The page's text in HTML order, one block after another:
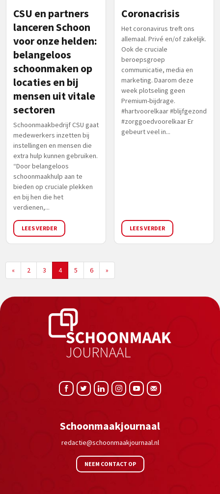
CSU en partners
lanceren Schoon
voor onze helden:
belangeloos
schoonmaken op
locaties en bij
mensen uit vitale
sectoren
Schoonmaakbedrijf CSU gaat
medewerkers inzetten bij
instellingen en mensen die
extra hulp kunnen gebruiken.
“Door belangeloos
schoonmaakhulp aan te
bieden op cruciale plekken
en bij hen die het
verdienen,...
LEES VERDER
Coronacrisis
Het coronavirus treft ons
allemaal. Privé en/of zakelijk.
Ook de cruciale
beroepsgroep
communicatie, media en
marketing. Daarom deze
week plotseling geen
Premium-bijdrage.
#hartvoorelkaar #blijfgezond
#zorggoedvoorelkaar Er
gebeurt veel in...
LEES VERDER
« 2 3 4 5 6 »
Schoonmaakjournaal
redactie@schoonmaakjournaal.nl
NEEM CONTACT OP